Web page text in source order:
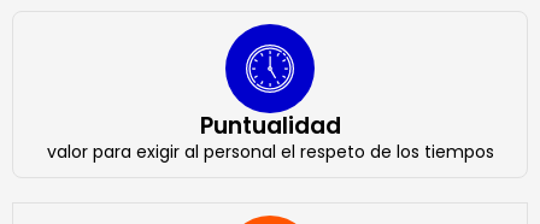
Puntualidad
valor para exigir al personal el respeto de los tiempos